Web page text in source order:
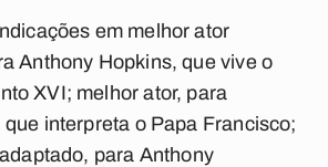
em melhor ator
Anthony Hopkins, que vive o
XVI; melhor ator, para
interpreta o Papa Francisco;
para Anthony